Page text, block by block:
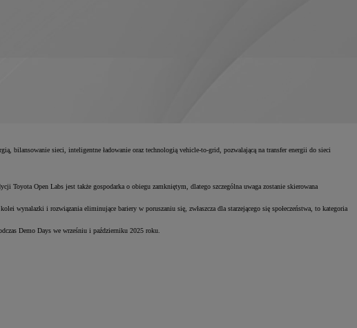
bilansowanie sieci, inteligentne ładowanie oraz technologią vehicle-to-grid, pozwalającą na transfer energii do sieci
Open Labs jest także gospodarka o obiegu zamkniętym, dlatego szczególna uwaga zostanie skierowana
wynalazki i rozwiązania eliminujące bariery w poruszaniu się, zwłaszcza dla starzejącego się społeczeństwa, to kategoria
Demo Days we wrześniu i październiku 2025 roku.